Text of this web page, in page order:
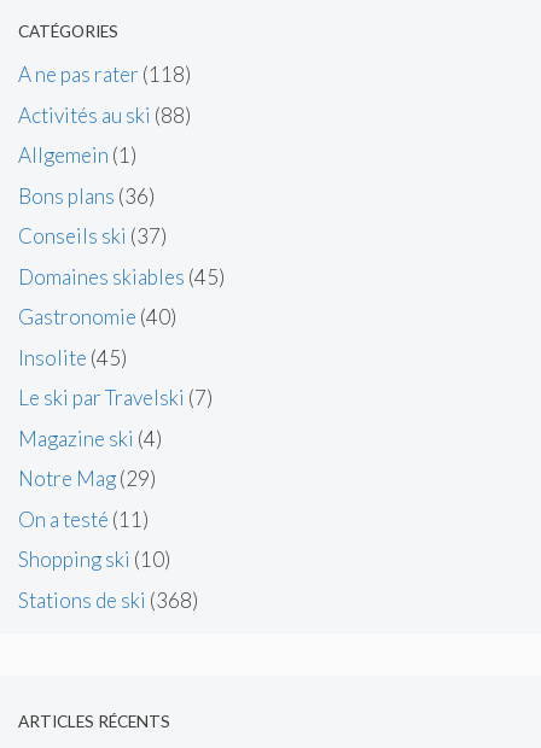
CATÉGORIES
A ne pas rater (118)
Activités au ski (88)
Allgemein (1)
Bons plans (36)
Conseils ski (37)
Domaines skiables (45)
Gastronomie (40)
Insolite (45)
Le ski par Travelski (7)
Magazine ski (4)
Notre Mag(29)
On a testé (11)
Shopping ski (10)
Stations de ski (368)
ARTICLES RÉCENTS